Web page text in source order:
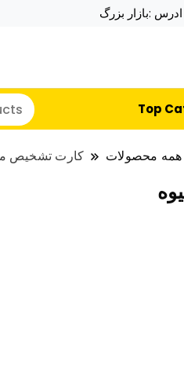
ادرس :بازار بزرگ
عمده لوازم
اسباب بازی تراول ماگ
Top
همه محصولات کارت تشخیص